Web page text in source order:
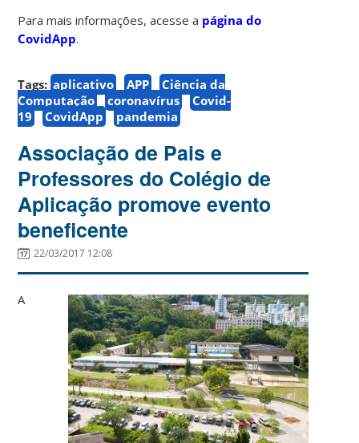
Para mais informações, acesse a página do
CovidApp.
Tags: aplicativo APP
Ciência da
Computação
coronavírus
Covid-
19
CovidApp pandemia
Associação de Pais e
Professores do Colégio de
Aplicação promove evento
beneficente
22/03/2017 12:08
A